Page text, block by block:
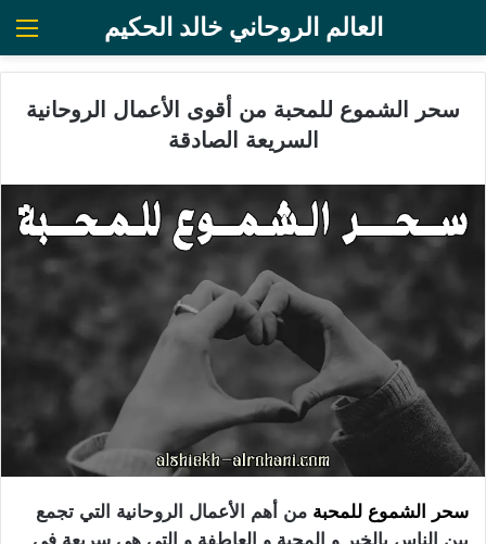
العالم الروحاني خالد الحكيم
سحر الشموع للمحبة من أقوى الأعمال الروحانية
السريعة الصادقة
سحر الشموع للمحبة من أهم الأعمال الروحانية التي تجمع